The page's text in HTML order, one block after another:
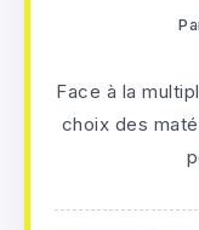
Face à la
choix des